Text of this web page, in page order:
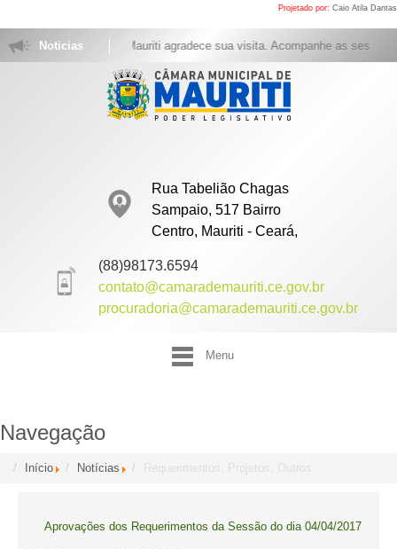
Projetado por: Caio Atila Dantas
Noticias
Municipal de Mauriti agradece sua visita. Acompanhe as sessões ao
Rua Tabelião Chagas
Sampaio, 517 Bairro
Centro, Mauriti - Ceará,
(88)98173.6594
contato@camarademauriti.ce.gov.br
procuradoria@camarademauriti.ce.gov.br
Menu
Navegação
Início Notícias Requerimentos, Projetos, Outros
Aprovações dos Requerimentos da Sessão do dia 04/04/2017